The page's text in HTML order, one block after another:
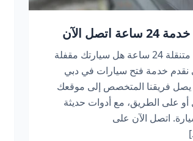
الآن
فتح سيارات في دبي | خدمة متنقلة 24 ساعة هل سيارتك مقفلة
نقدم خدمة فتح سيارات في دبي
وآمن 24 ساعة. يصل فريقنا المتخصص إلى موقعك
على الطريق، مع أدوات حديثة
اتصل الآن على